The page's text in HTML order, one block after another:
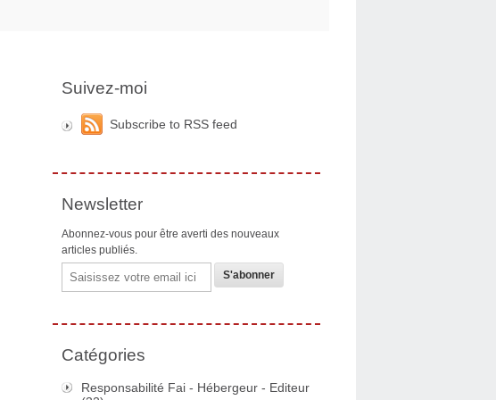
Suivez-moi
Subscribe to RSS feed
Newsletter
Abonnez-vous pour être averti des nouveaux
articles publiés.
Email
Catégories
Responsabilité Fai - Hébergeur - Editeur